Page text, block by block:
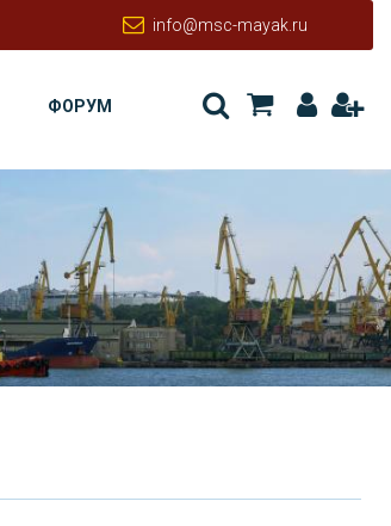
info@msc-mayak.ru
ФОРУМ